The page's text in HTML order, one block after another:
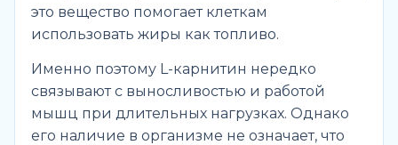
это вещество помогает клеткам
использовать жиры как топливо.
Именно поэтому L-карнитин нередко
связывают с выносливостью и работой
мышц при длительных нагрузках. Однако
его наличие в организме не означает, что